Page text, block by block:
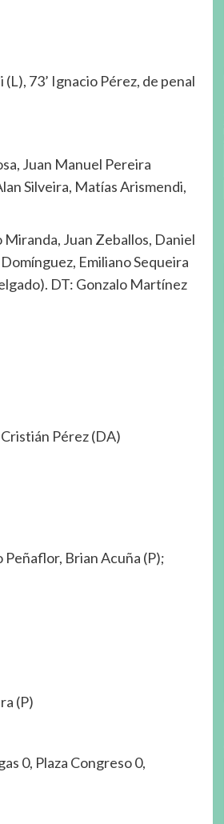
73’ Ignacio Pérez, de penal
Juan Manuel Pereira
Silveira, Matías Arismendi,
Juan Zeballos, Daniel
Emiliano Sequeira
DT: Gonzalo Martínez
Pérez (DA)
Brian Acuña (P);
(P)
0, Plaza Congreso 0,